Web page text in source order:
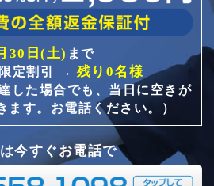
30日(土) まで
定割引 → 残り0名様
した場合でも、当日に空きが
ます。お電話ください。）
今すぐお電話で